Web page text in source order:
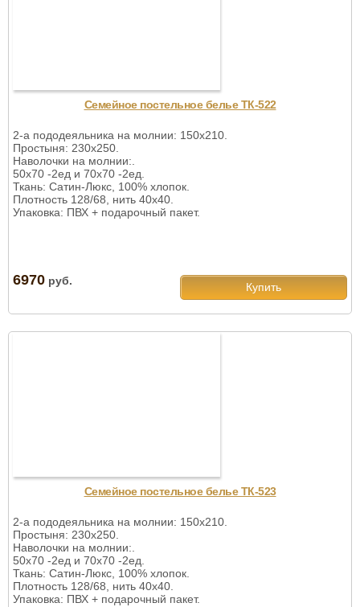
Семейное постельное белье ТК-522
2-а пододеяльника на молнии: 150х210.
Простыня: 230х250.
Наволочки на молнии:.
50х70 -2ед и 70х70 -2ед.
Ткань: Сатин-Люкс, 100% хлопок.
Плотность 128/68, нить 40х40.
Упаковка: ПВХ + подарочный пакет.
6970 руб. Купить
Семейное постельное белье ТК-523
2-а пододеяльника на молнии: 150х210.
Простыня: 230х250.
Наволочки на молнии:.
50х70 -2ед и 70х70 -2ед.
Ткань: Сатин-Люкс, 100% хлопок.
Плотность 128/68, нить 40х40.
Упаковка: ПВХ + подарочный пакет.